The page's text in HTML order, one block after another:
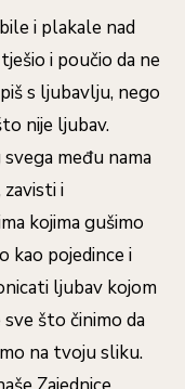
i plakale nad
i poučio da ne
s ljubavlju, nego
nije ljubav.
među nama
i
kojima gušimo
kao pojedince i
ljubav kojom
što činimo da
na tvoju sliku.